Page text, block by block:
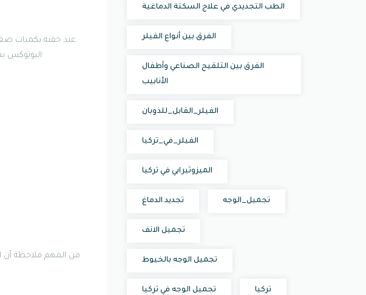
البوتوكس بمنع إشارات الأعصاب التي تسبب تقلص العضلات، مما يساهم في تقليل الألم والتوتر المرتبط بالصداع النصفي·
الطب التجديدي في علاج السكتة الدماغية
الفرق بين أنواع الفيلر
الفرق بين التلقيح الصناعي وأطفال
الأنابيب
الفيلر_القابل_للذوبان
الفيلر_في_تركيا
الميزوثيرابي في تركيا
تجديد الدماغ تجميل_الوجه
تجميل الانف
تجميل الوجه بالخيوط
تجميل الوجه في تركيا تركيا